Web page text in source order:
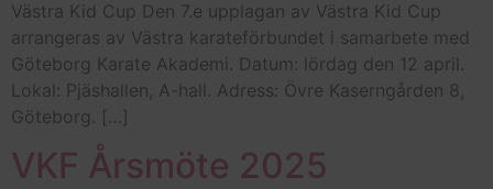
Västra Kid Cup Den 7.e upplagan av Västra Kid Cup
arrangeras av Västra karateförbundet i samarbete med
Göteborg Karate Akademi. Datum: lördag den 12 april.
Lokal: Pjäshallen, A-hall. Adress: Övre Kaserngården 8,
Göteborg. […]
VKF Årsmöte 2025